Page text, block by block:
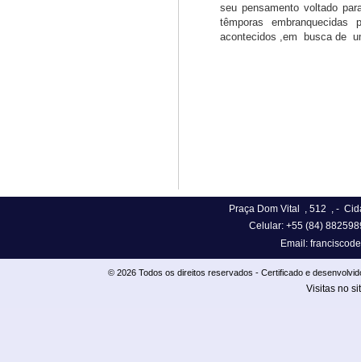
seu pensamento voltado
têmporas
acontecidos ,em busca de
Praça Dom Vital , 512 , -
Celular: +55 (84)
Email:
© 2026 Todos os direitos reservados - Certificado e
Visitas no